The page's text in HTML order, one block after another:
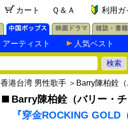
カート Ｑ＆Ａ 利用ガ
アーティスト 人気ベスト
香港台湾 男性歌手 ＞ Barry陳柏銓
Barry陳柏銓（バリー・
『穿金ROCKING GOLD